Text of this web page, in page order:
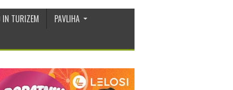
IN TURIZEM
PAVLIHA